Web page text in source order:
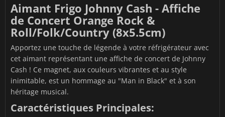
Aimant Frigo Johnny Cash - Affiche
de Concert Orange Rock &
Roll/Folk/Country (8x5.5cm)
Apportez une touche de légende à votre réfrigérateur avec
cet aimant représentant une affiche de concert de Johnny
Cash ! Ce magnet, aux couleurs vibrantes et au style
inimitable, est un hommage au "Man in Black" et à son
héritage musical.
Caractéristiques Principales: